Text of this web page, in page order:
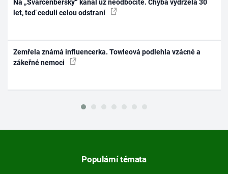
Na „Švarcenberský“ kanál už neodbočíte. Chyba vydržela 30
let, teď ceduli celou odstraní
Zemřela známá influencerka. Towleová podlehla vzácné a
zákeřné nemoci
Populární témata